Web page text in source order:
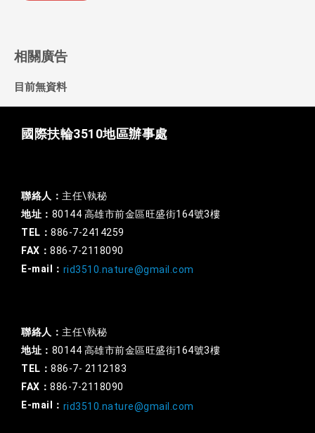
相關廣告
目前無資料
國際扶輪3510地區辦事處
聯絡人： 主任\執秘
地址： 80144 高雄市前金區旺盛街164號3樓
TEL： 886-7-2414259
FAX： 886-7-2118090
E-mail： rid3510.nature@gmail.com
聯絡人： 主任\執秘
地址： 80144 高雄市前金區旺盛街164號3樓
TEL： 886-7- 2112183
FAX： 886-7-2118090
E-mail： rid3510.nature@gmail.com